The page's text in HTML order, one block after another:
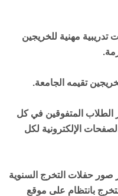
تدريبية مهنية للخريجين
.
تقيمه الجامعة.
المتفوقين في كل
الإلكترونية لكل
صور حفلات التخرج السنوية
بانتظام على موقع